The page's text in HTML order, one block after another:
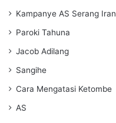
Kampanye AS Serang Iran
Paroki Tahuna
Jacob Adilang
Sangihe
Cara Mengatasi Ketombe
AS